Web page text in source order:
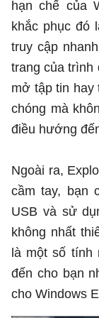
hạn chế của
khắc phục đó
truy cập
trang của trình
mở tập tin hay
chóng mà
điều hướng
Ngoài ra,
cầm tay, bạn
USB và sử
không nhất
là một số tính
đến cho bạn
cho Windows